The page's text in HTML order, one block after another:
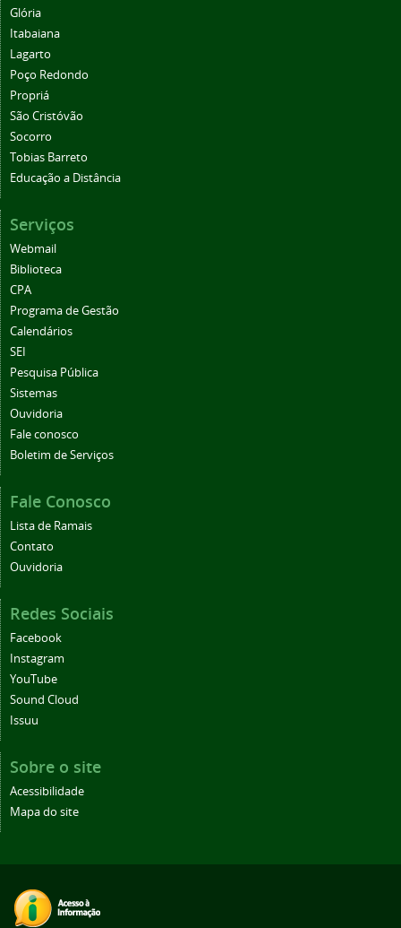
Glória
Itabaiana
Lagarto
Poço Redondo
Propriá
São Cristóvão
Socorro
Tobias Barreto
Educação a Distância
Serviços
Webmail
Biblioteca
CPA
Programa de Gestão
Calendários
SEI
Pesquisa Pública
Sistemas
Ouvidoria
Fale conosco
Boletim de Serviços
Fale Conosco
Lista de Ramais
Contato
Ouvidoria
Redes Sociais
Facebook
Instagram
YouTube
Sound Cloud
Issuu
Sobre o site
Acessibilidade
Mapa do site